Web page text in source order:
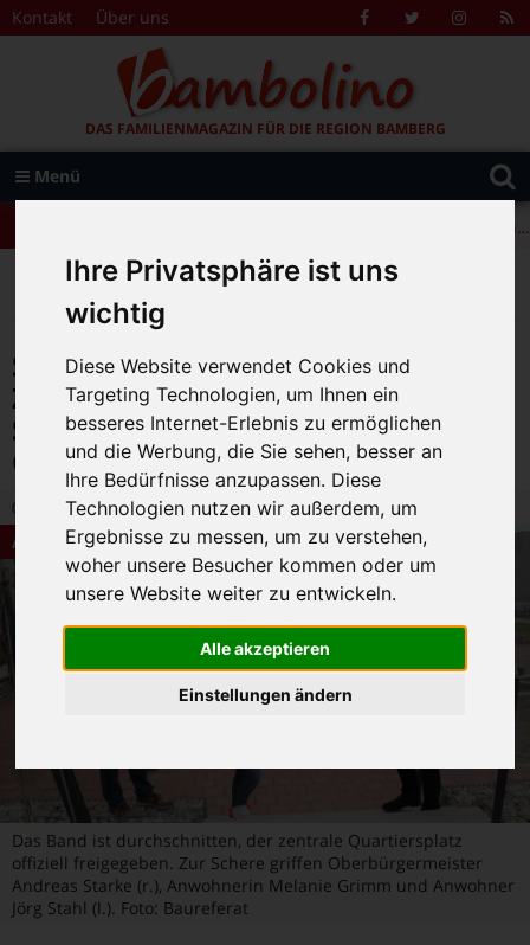
Ihre Privatsphäre ist uns
wichtig
Diese Website verwendet Cookies und
Targeting Technologien, um Ihnen ein
besseres Internet-Erlebnis zu ermöglichen
und die Werbung, die Sie sehen, besser an
Ihre Bedürfnisse anzupassen. Diese
Technologien nutzen wir außerdem, um
Ergebnisse zu messen, um zu verstehen,
woher unsere Besucher kommen oder um
unsere Website weiter zu entwickeln.
Alle akzeptieren
Einstellungen ändern
Zum Inhalt springen
Kontakt Über uns FacebookTwitter
DAS FAMILIENMAGAZIN FÜR DIE REGION BAMBERG
Menü
Suche
nach:
+++ Leolingo: Englischcamp mit Muttersprachlern – auch in Bamberg! +++
Bambolino>Magazin>Aktuelles>
Spielen, Bolzen, sich Treffen:
Zentraler Quartiersplatz und
Spielanlagen auf dem Megalith-
Gelände freigegeben
8.04.2022 13:30 | Bambolino-Redaktion |
0
Aktuelles
Das Band ist durchschnitten, der zentrale Quartiersplatz
offiziell freigegeben. Zur Schere griffen Oberbürgermeister
Andreas Starke (r.), Anwohnerin Melanie Grimm und Anwohner
Jörg Stahl (l.). Foto: Baureferat